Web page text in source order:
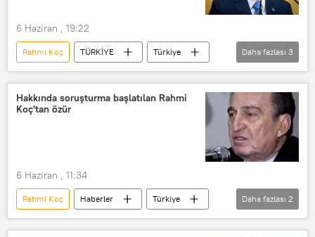
6 Haziran , 19:22
Rahmi Koç TÜRKİYE
Türkiye
Devlet Bahçeli
İzmir MHP
Daha fazlası 3
Hakkında soruşturma başlatılan Rahmi
Koç'tan özür
6 Haziran , 11:34
Rahmi Koç Haberler
Türkiye
TÜRKİYE
Akın Gürlek
Daha fazlası 2